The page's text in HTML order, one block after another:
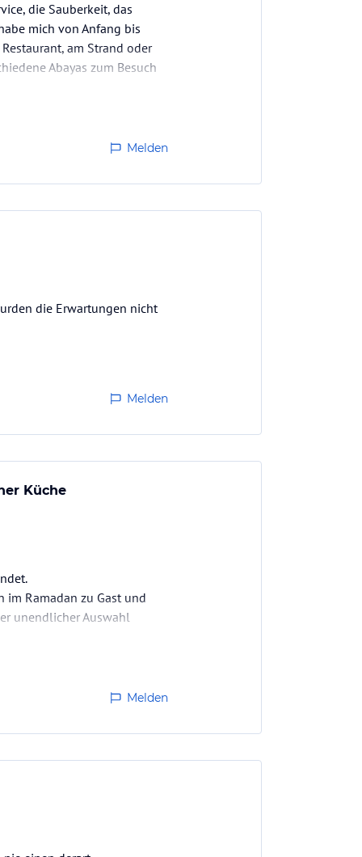
die Sauberkeit, das
mich von Anfang bis
am Strand oder
Abayas zum Besuch
Melden
die Erwartungen nicht
Melden
Küche
im Ramadan zu Gast und
unendlicher Auswahl
Strand ebenfalls…
Melden